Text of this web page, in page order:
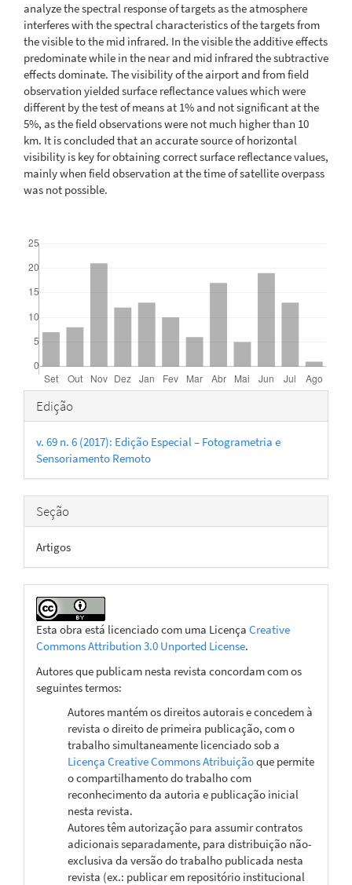
analyze the spectral response of targets as the atmosphere
interferes with the spectral characteristics of the targets from
the visible to the mid infrared. In the visible the additive effects
predominate while in the near and mid infrared the subtractive
effects dominate. The visibility of the airport and from field
observation yielded surface reflectance values which were
different by the test of means at 1% and not significant at the
5%, as the field observations were not much higher than 10
km. It is concluded that an accurate source of horizontal
visibility is key for obtaining correct surface reflectance values,
mainly when field observation at the time of satellite overpass
was not possible.
Detalhes
do
artigo
Edição
v. 69 n. 6 (2017): Edição Especial – Fotogrametria e
Sensoriamento Remoto
Seção
Artigos
Esta obra está licenciado com uma Licença Creative
Commons Attribution 3.0 Unported License.
Autores que publicam nesta revista concordam com os
seguintes termos:
Autores mantém os direitos autorais e concedem à
revista o direito de primeira publicação, com o
trabalho simultaneamente licenciado sob a
Licença Creative Commons Atribuiçãoque permite
o compartilhamento do trabalho com
reconhecimento da autoria e publicação inicial
nesta revista.
Autores têm autorização para assumir contratos
adicionais separadamente, para distribuição não-
exclusiva da versão do trabalho publicada nesta
revista (ex.: publicar em repositório institucional